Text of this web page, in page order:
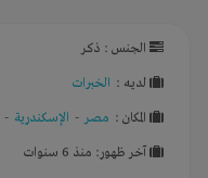
الجنس : ذكر
لديـه : الخبرات
المكان : مصر - الإسكندرية -
آخر ظهور: منذ 6 سنوات